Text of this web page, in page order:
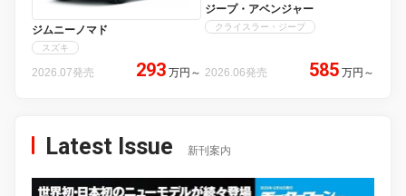
ジムニーノマド
スズキ
2026.07発売 293 万円 ～
ジープ・アベンジャー
クライスラー・ジープ
2026.06発売 585 万円 ～
Latest Issue 新刊案内